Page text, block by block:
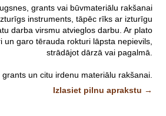
tālr.*
E-pasts*
veikalu*
grants vai būvmateriālu rakšanai
instruments, tāpēc rīks ar izturīgu
darba virsmu atvieglos darbu. Ar plato
un garo tērauda rokturi lāpsta nepievils,
strādājot dārzā vai pagalmā.
un citu irdenu materiālu rakšanai.
Attēliem un video ir ilustratīvs raksturs.
Izlasiet pilnu aprakstu →